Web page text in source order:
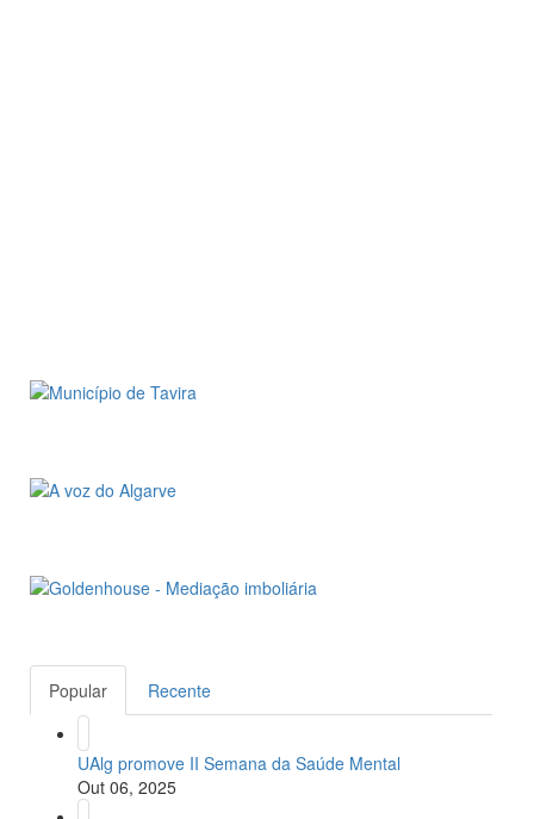
Popular Recente
UAlg promove II Semana da Saúde Mental
Out 06, 2025